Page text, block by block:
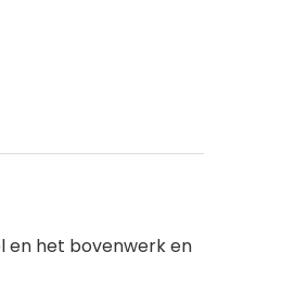
en het bovenwerk en